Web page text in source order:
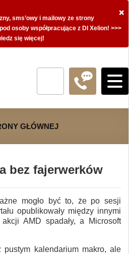
×
sms’owy i mailowy ze strony
osoby współpracujące z DI Xelion! >>>
się więcej!
GŁÓWNEJ
bez fajerwerków
mogło być to, że po sesji
opublikowały między innymi
AMD spadały, a Microsoft
kalendarium makro, ale